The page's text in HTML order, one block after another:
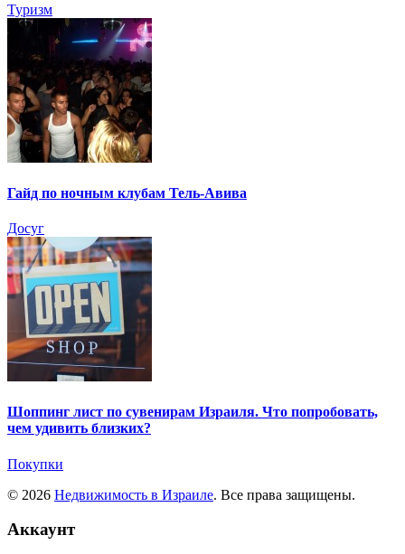
Туризм
Гайд по ночным клубам Тель-Авива
Досуг
Шоппинг лист по сувенирам Израиля. Что попробовать,
чем удивить близких?
Покупки
© 2026 Недвижимость в Израиле. Все права защищены.
Аккаунт